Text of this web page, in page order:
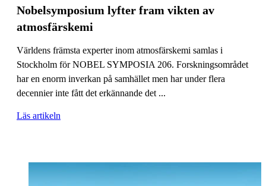
Nobelsymposium lyfter fram vikten av
atmosfärskemi
Världens främsta experter inom atmosfärskemi samlas i
Stockholm för NOBEL SYMPOSIA 206. Forskningsområdet
har en enorm inverkan på samhället men har under flera
decennier inte fått det erkännande det ...
Läs artikeln